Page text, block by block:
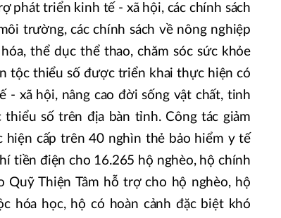
phát triển kinh tế - xã hội, các chính sách
trường, các chính sách về nông nghiệp
thể dục thể thao, chăm sóc sức khỏe
tộc thiểu số được triển khai thực hiện có
- xã hội, nâng cao đời sống vật chất, tinh
số trên địa bàn tỉnh. Công tác giảm
cấp trên 40 nghìn thẻ bảo hiểm y tế
tiền điện cho 16.265 hộ nghèo, hộ chính
Quỹ Thiện Tâm hỗ trợ cho hộ nghèo, hộ
hóa học, hộ có hoàn cảnh đặc biệt khó